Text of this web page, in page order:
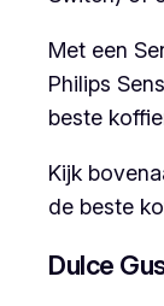
Met een
Philips
beste
Kijk
de beste
Dulce